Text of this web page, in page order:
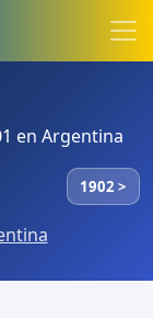
en Argentina
1902 >